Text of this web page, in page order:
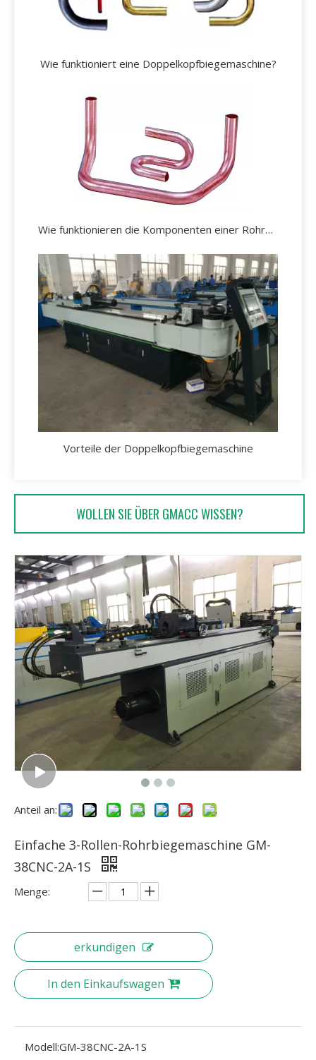
Wie funktioniert eine Doppelkopfbiegemaschine?
Wie funktionieren die Komponenten einer Rohrbiegemaschine?
Vorteile der Doppelkopfbiegemaschine
WOLLEN SIE ÜBER GMACC WISSEN?
Anteil an:
Einfache 3-Rollen-Rohrbiegemaschine GM-
38CNC-2A-1S
Menge:
erkundigen
In den Einkaufswagen
Modell:GM-38CNC-2A-1S